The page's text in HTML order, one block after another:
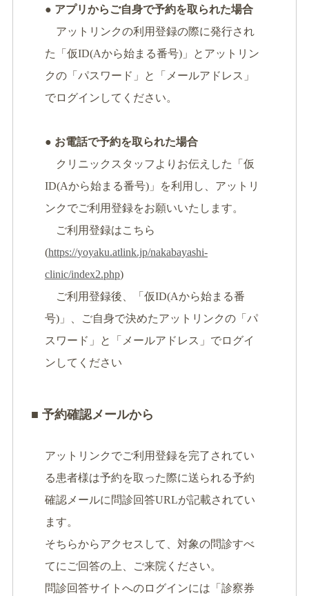
● アプリからご自身で予約を取られた場合
アットリンクの利用登録の際に発行され
た「仮ID(Aから始まる番号)」とアットリン
クの「パスワード」と「メールアドレス」
でログインしてください。
● お電話で予約を取られた場合
クリニックスタッフよりお伝えした「仮
ID(Aから始まる番号)」を利用し、アットリ
ンクでご利用登録をお願いいたします。
ご利用登録はこちら
(https://yoyaku.atlink.jp/nakabayashi-
clinic/index2.php)
ご利用登録後、「仮ID(Aから始まる番
号)」、ご自身で決めたアットリンクの「パ
スワード」と「メールアドレス」でログイ
ンしてください
■ 予約確認メールから
アットリンクでご利用登録を完了されてい
る患者様は予約を取った際に送られる予約
確認メールに問診回答URLが記載されてい
ます。
そちらからアクセスして、対象の問診すべ
てにご回答の上、ご来院ください。
問診回答サイトへのログインには「診察券